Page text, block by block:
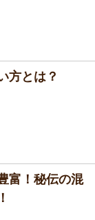
方とは？
富！秘伝の混